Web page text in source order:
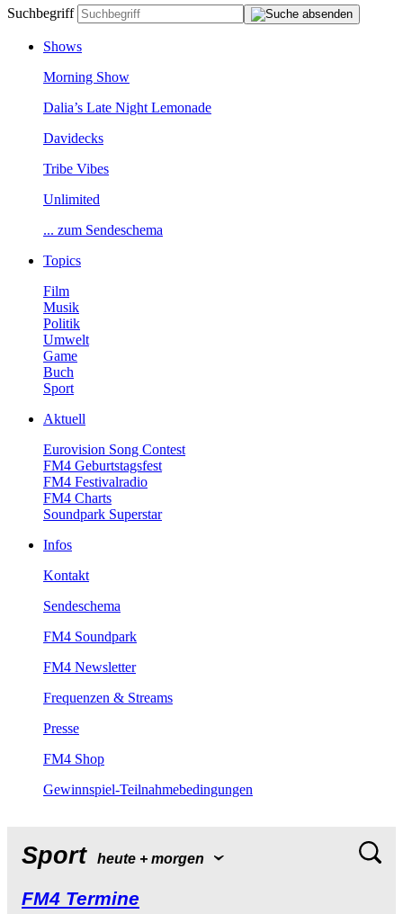
Suchbegriff
Shows
MorningShow
Dalia’sLateNightLemonade
Davidecks
TribeVibes
Unlimited
...zumSendeschema
Topics
Film
Musik
Politik
Umwelt
Game
Buch
Sport
Aktuell
EurovisionSongContest
FM4Geburtstagsfest
FM4Festivalradio
FM4Charts
SoundparkSuperstar
Infos
Kontakt
Sendeschema
FM4Soundpark
FM4Newsletter
Frequenzen&Streams
Presse
FM4Shop
Gewinnspiel-Teilnahmebedingungen
Sport heute+morgen
FM4Termine